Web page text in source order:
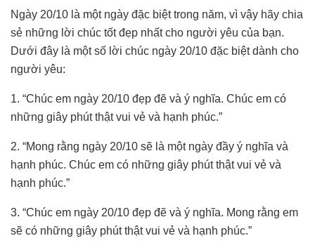
Ngày 20/10 là một ngày đặc biệt trong năm, vì vậy hãy chia
sẻ những lời chúc tốt đẹp nhất cho người yêu của bạn.
Dưới đây là một số lời chúc ngày 20/10 đặc biệt dành cho
người yêu:
1. “Chúc em ngày 20/10 đẹp đẽ và ý nghĩa. Chúc em có
những giây phút thật vui vẻ và hạnh phúc.”
2. “Mong rằng ngày 20/10 sẽ là một ngày đầy ý nghĩa và
hạnh phúc. Chúc em có những giây phút thật vui vẻ và
hạnh phúc.”
3. “Chúc em ngày 20/10 đẹp đẽ và ý nghĩa. Mong rằng em
sẽ có những giây phút thật vui vẻ và hạnh phúc.”